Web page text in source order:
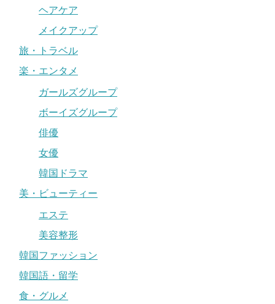
ヘアケア
メイクアップ
旅・トラベル
楽・エンタメ
ガールズグループ
ボーイズグループ
俳優
女優
韓国ドラマ
美・ビューティー
エステ
美容整形
韓国ファッション
韓国語・留学
食・グルメ